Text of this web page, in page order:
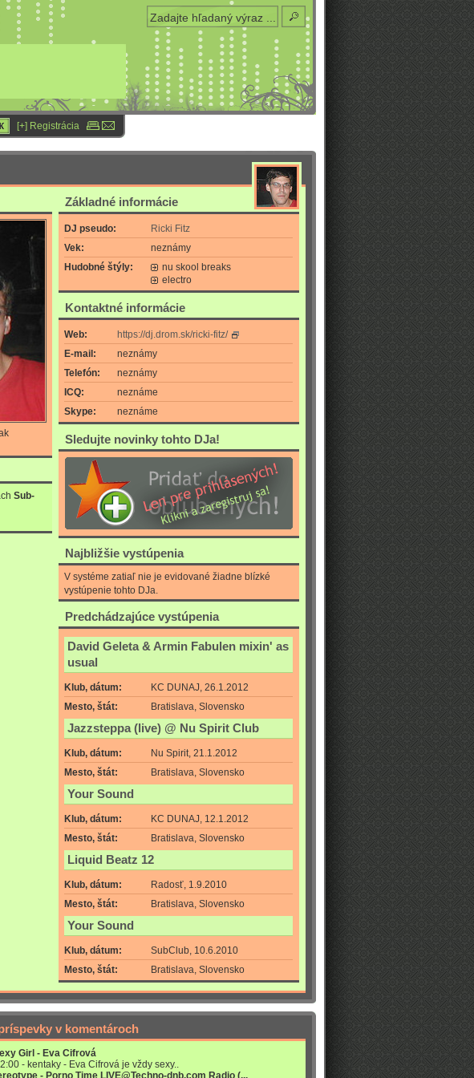
[+] Registrácia
Sub-
Základné informácie
DJ pseudo:
Ricki Fitz
Vek:
neznámy
Hudobné štýly:
nu skool breaks
electro
Kontaktné informácie
Web:
https://dj.drom.sk/ricki-fitz/
E-mail:
neznámy
Telefón:
neznámy
ICQ:
neznáme
Skype:
neznáme
Sledujte novinky tohto DJa!
Najbližšie vystúpenia
V systéme zatiaľ nie je evidované žiadne blízké
vystúpenie tohto DJa.
Predchádzajúce vystúpenia
David Geleta & Armin Fabulen mixin' as
usual
Klub, dátum:
KC DUNAJ, 26.1.2012
Mesto, štát:
Bratislava, Slovensko
Jazzsteppa (live) @ Nu Spirit Club
Klub, dátum:
Nu Spirit, 21.1.2012
Mesto, štát:
Bratislava, Slovensko
Your Sound
Klub, dátum:
KC DUNAJ, 12.1.2012
Mesto, štát:
Bratislava, Slovensko
Liquid Beatz 12
Klub, dátum:
Radosť, 1.9.2010
Mesto, štát:
Bratislava, Slovensko
Your Sound
Klub, dátum:
SubClub, 10.6.2010
Mesto, štát:
Bratislava, Slovensko
v komentároch
Girl - Eva Cifrová
- kentaky - Eva Cifrová je vždy sexy..
- Porno Time LIVE@Techno-dnb.com Radio (...